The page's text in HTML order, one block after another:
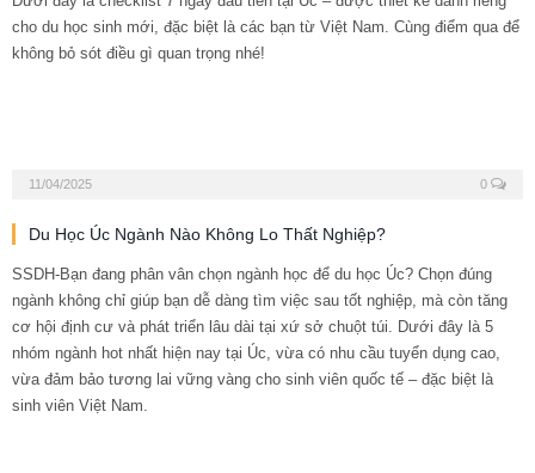
cho du học sinh mới, đặc biệt là các bạn từ Việt Nam. Cùng điểm qua để
không bỏ sót điều gì quan trọng nhé!
11/04/2025 0
Du Học Úc Ngành Nào Không Lo Thất Nghiệp?
SSDH-Bạn đang phân vân chọn ngành học để du học Úc? Chọn đúng
ngành không chỉ giúp bạn dễ dàng tìm việc sau tốt nghiệp, mà còn tăng
cơ hội định cư và phát triển lâu dài tại xứ sở chuột túi. Dưới đây là 5
nhóm ngành hot nhất hiện nay tại Úc, vừa có nhu cầu tuyển dụng cao,
vừa đảm bảo tương lai vững vàng cho sinh viên quốc tế – đặc biệt là
sinh viên Việt Nam.